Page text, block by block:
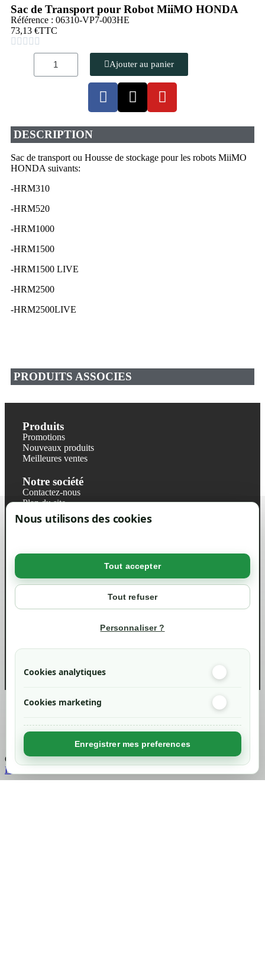
Nous utilisons des cookies
Tout accepter
Tout refuser
Personnaliser ?
Cookies analytiques
Cookies marketing
Enregistrer mes preferences
Sac de Transport pour Robot MiiMO HONDA
Référence : 06310-VP7-003HE
73,13 €TTC
    
Ajouter au panier
DESCRIPTION
Sac de transport ou Housse de stockage pour les robots MiiMO
HONDA suivants:
-HRM310
-HRM520
-HRM1000
-HRM1500
-HRM1500 LIVE
-HRM2500
-HRM2500LIVE
PRODUITS ASSOCIES
Produits
Promotions
Nouveaux produits
Meilleures ventes
Notre société
Contactez-nous
Plan du site
Magasin
Mentions légales
Politique de confidentialité RGPD
Votre compte
info@green-tech-shop.com
Created byNageoconcept
Chargement...
Retour en haut